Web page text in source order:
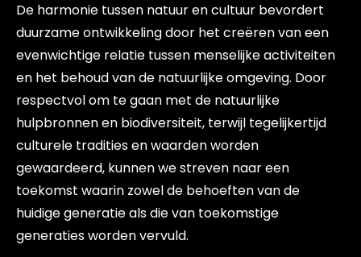
De harmonie tussen natuur en cultuur bevordert
duurzame ontwikkeling door het creëren van een
evenwichtige relatie tussen menselijke activiteiten
en het behoud van de natuurlijke omgeving. Door
respectvol om te gaan met de natuurlijke
hulpbronnen en biodiversiteit, terwijl tegelijkertijd
culturele tradities en waarden worden
gewaardeerd, kunnen we streven naar een
toekomst waarin zowel de behoeften van de
huidige generatie als die van toekomstige
generaties worden vervuld.